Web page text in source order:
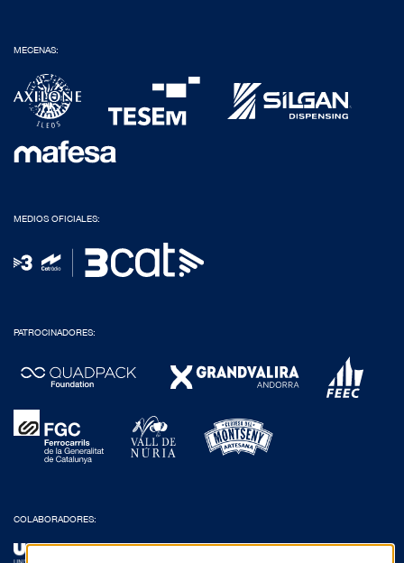
MECENAS:
MEDIOS OFICIALES:
PATROCINADORES:
COLABORADORES: